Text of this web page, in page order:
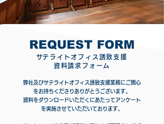
REQUEST FORM
​サテライトオフィス誘致支援
資料請求フォーム​
弊社及びサテライトオフィス誘致支援業務にご関心
をお持ちくださりありがとうございます。
資料をダウンロードいただくにあたってアンケート
を実施させていただいております。